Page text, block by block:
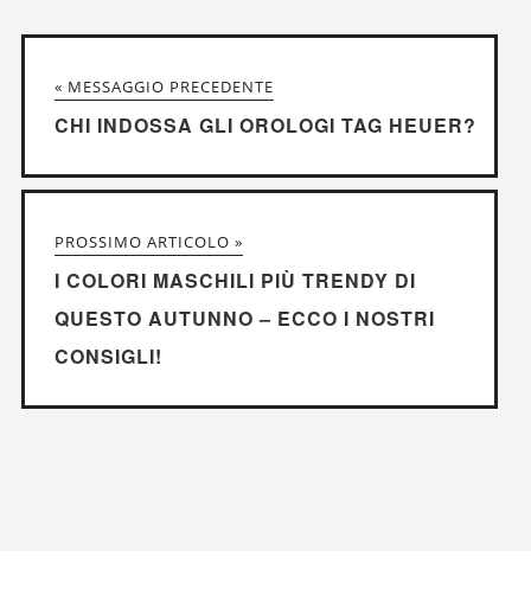
« MESSAGGIO PRECEDENTE
CHI INDOSSA GLI OROLOGI TAG HEUER?
PROSSIMO ARTICOLO »
I COLORI MASCHILI PIÙ TRENDY DI
QUESTO AUTUNNO – ECCO I NOSTRI
CONSIGLI!